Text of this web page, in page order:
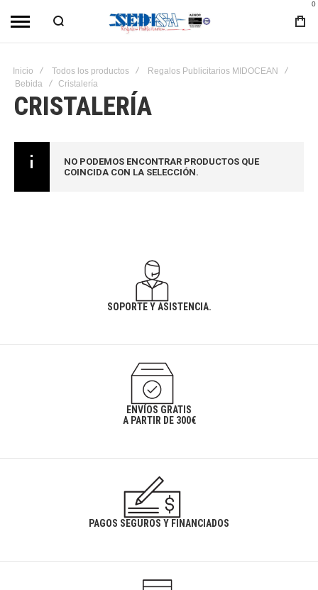
0
Inicio Todos los productos
Regalos Publicitarios MIDOCEAN
Bebida
Cristalería
CRISTALERÍA
NO PODEMOS ENCONTRAR PRODUCTOS QUE
COINCIDA CON LA SELECCIÓN.
SOPORTE Y ASISTENCIA.
ENVÍOS GRATIS
A PARTIR DE 300€
PAGOS SEGUROS Y FINANCIADOS